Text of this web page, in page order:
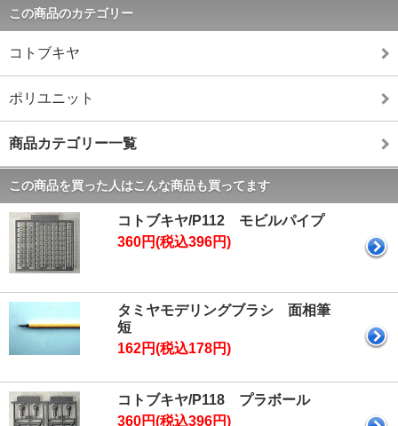
この商品のカテゴリー
コトブキヤ
ポリユニット
商品カテゴリー一覧
この商品を買った人はこんな商品も買ってます
コトブキヤ/P112 モビルパイプ
360円(税込396円)
タミヤモデリングブラシ 面相筆
短
162円(税込178円)
コトブキヤ/P118 プラボール
360円(税込396円)